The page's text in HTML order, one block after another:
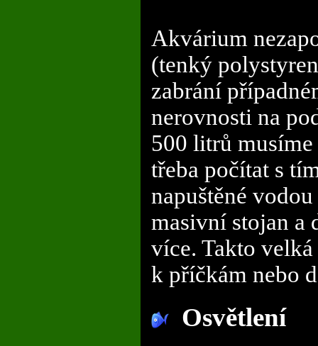
Akvárium
(tenký
zabrání
nerovnosti na
500 litrů musíme
třeba počítat s
napuštěné
masivní stojan a
více. Takto
k příčkám nebo
Osvětlení